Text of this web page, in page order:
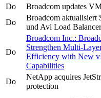
Do
Broadcom updates
Do
Broadcom aktualisiert
und Avi Load Balancer
Do
Broadcom Inc.:
Strengthen Multi-
Efficiency with New
Capabilities
Do
NetApp acquires
protection